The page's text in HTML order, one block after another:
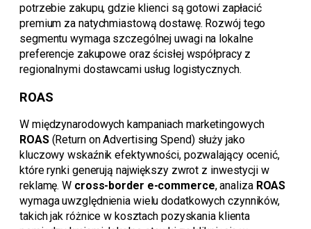
potrzebie zakupu, gdzie klienci są gotowi zapłacić
premium za natychmiastową dostawę. Rozwój tego
segmentu wymaga szczególnej uwagi na lokalne
preferencje zakupowe oraz ścisłej współpracy z
regionalnymi dostawcami usług logistycznych.
ROAS
W międzynarodowych kampaniach marketingowych
ROAS(Return on Advertising Spend) służy jako
kluczowy wskaźnik efektywności, pozwalający ocenić,
które rynki generują największy zwrot z inwestycji w
reklamę. W cross-border e-commerce, analiza ROAS
wymaga uwzględnienia wielu dodatkowych czynników,
takich jak różnice w kosztach pozyskania klienta